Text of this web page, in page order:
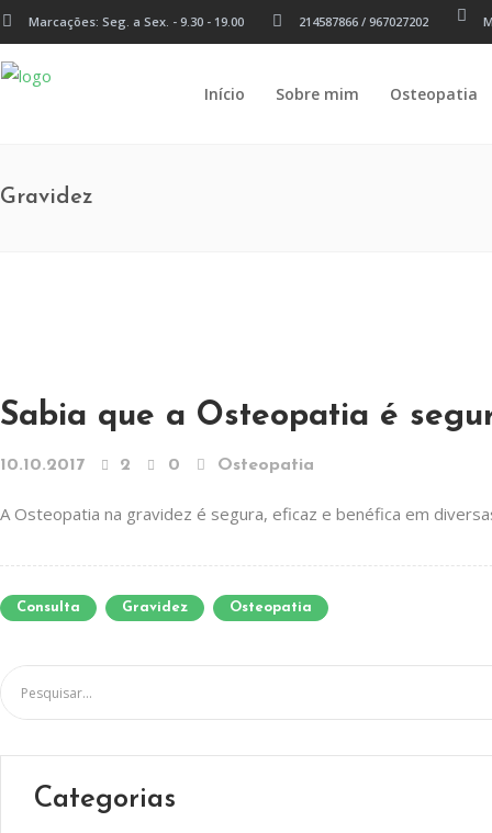
Marcações: Seg. a Sex. - 9.30 - 19.00 214587866 / 967027202
Início Sobre mim Osteopatia
Gravidez
Sabia que a Osteopatia é
10.10.2017 2 0 Osteopatia
A Osteopatia na gravidez é segura, eficaz e benéfica em
Consulta Gravidez Osteopatia
Categorias